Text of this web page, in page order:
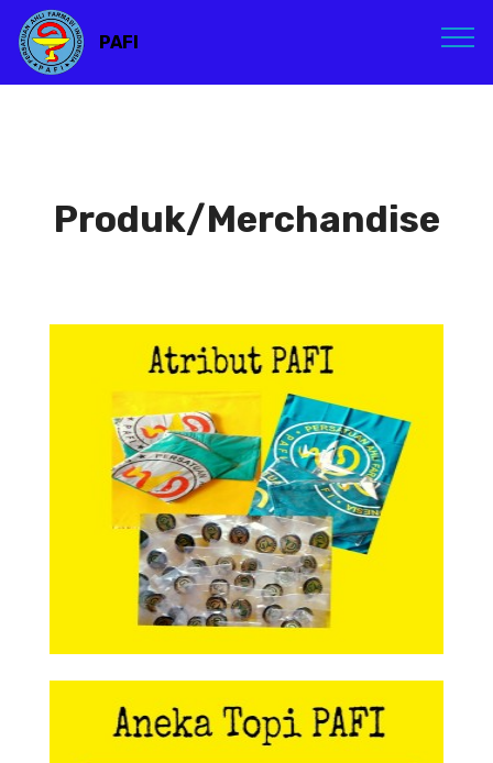
PAFI
Produk/Merchandise
Atribut PAFI
Atribut PAFI
Aneka Topi PAFI